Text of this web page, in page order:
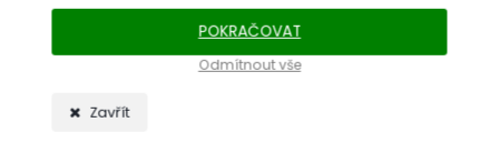
Odmítnout vše
POKRAČOVAT
Zavřít